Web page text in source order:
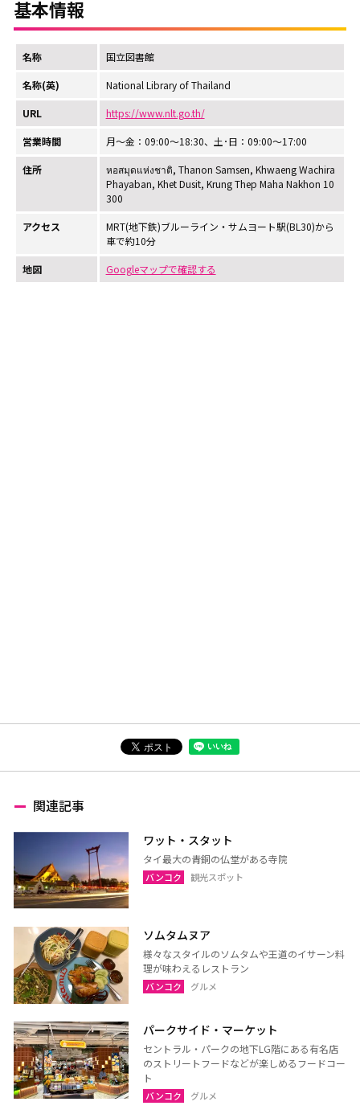
基本情報
名称 国立図書館
名称(英) National Library of Thailand
URL https://www.nlt.go.th/
営業時間 月～金：09:00～18:30、土･日：09:00〜17:00
住所
หอสมุดแห่งชาติ, Thanon Samsen, Khwaeng Wachira
Phayaban, Khet Dusit, Krung Thep Maha Nakhon 10
300
アクセス
MRT(地下鉄)ブルーライン・サムヨート駅(BL30)から
車で約10分
地図 Googleマップで確認する
関連記事
ワット・スタット
タイ最大の青銅の仏堂がある寺院
バンコク 観光スポット
ソムタムヌア
様々なスタイルのソムタムや王道のイサーン料
理が味わえるレストラン
バンコク グルメ
パークサイド・マーケット
セントラル・パークの地下LG階にある有名店
のストリートフードなどが楽しめるフードコー
ト
バンコク グルメ